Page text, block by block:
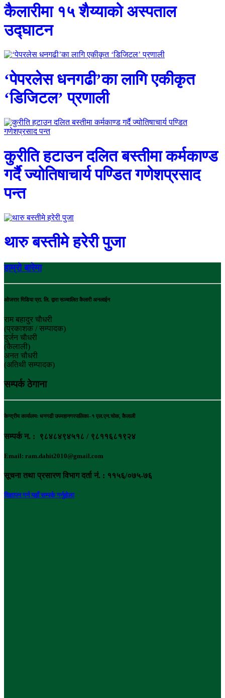
कैलारीमा १५ शैय्याको अस्पताल
उद्घाटन
‘पेपरलेस धनगढी’का लागि एकीकृत
‘डिजिटल’ प्रणाली
कुरीति हटाउन दलित बस्तीमा कर्मकाण्ड
गर्दै ज्योतिषाचार्य पण्डित गणेशप्रसाद
पन्त
थारु बस्तीमे हरेरी पुजा
हाम्रो बारेमा
ओजरार मिडिया प्रा. लि. द्वारा सञ्चालित कैलारी अनलाईन
राम बहादुर चाैधरी
(प्रकाशक / सम्पादक)
दुर्जन चाैधरी
(कैलाली)
अनत चौधरी
(अतिथी सम्पादक)
सम्पर्क ठेगाना
केन्द्रीय कार्यालयः धनगढी उपमहानगरपालिका–१ एल.एन.चोक, कैलाली
सम्पर्क न. : ९८४८४९४५१८ / ९८११६८१९२४
Email: ram.dahit2010@gmail.com
सूचना तथा प्रसारण विभाग दर्ता नं. : ११५६/०७५-७६
विज्ञापन गर्न यहाँ सम्पर्क गर्नुहोला